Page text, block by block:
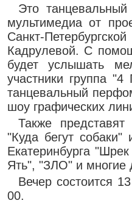
Это
мультимедиа от
Санкт-
Кадрулевой. С
будет услышать
участники группа
танцевальный
шоу графических
Также
"Куда бегут
Екатеринбурга
Ять", "ЗЛО" и многие
Вечер состоится
00.